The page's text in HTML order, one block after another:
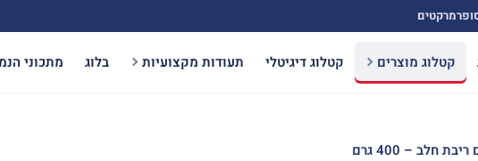
קטלוג מוצרים קטלוג דיגיטלי תעודות מקצועיות בלוג מתכוני
חלב – 400 גרם